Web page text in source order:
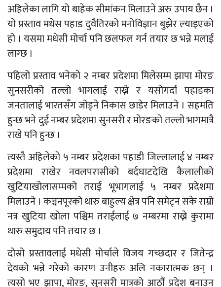
अहिलेका लागि यो बाहेक सीमांकन मिलाउने अरु उपाय छैन ।
यो प्रस्ताव मधेस पहाड दुवैतिरको मनोविज्ञान बुझेर ल्याइएको
हो । यसमा मधेसी मोर्चा पनि छलफल गर्न तयार छ भन्ने मलाई
लाग्छ ।
पहिलो प्रस्ताव भनेको २ नम्बर प्रदेशमा मिलेसम्म झापा मोरङ
सुनसरीको तल्लो भागलाई राख्ने र यसोगर्दा पहाडका
जनतालाई भारतसँग जोड्ने निकास छाडेर मिलाउने । सहमति
हुन्छ भने दुई नम्बर प्रदेशमा सुनसरी र मोरङको तल्लो भागमात्रै
राखे पनि हुन्छ ।
त्यस्तै अहिलेको ५ नम्बर प्रदेशका पहाडी जिल्लालाई ४ नम्बर
प्रदेशमा राखेर नवलपरासीको बर्दघाटदेखि कैलालीको
खुटियाखोलासम्मको तराई भूभागलाई ५ नम्बर प्रदेशमा
मिलाउने । कञ्चनपूरको थारु बाहुल्य क्षेत्र पनि समेट्न सके राम्रो
नत्र खुटिया खोला पश्चिम तराईलाई ७ नम्बरमा राख्ने कुरामा
थारु समुदाय पनि तयार छ ।
दोस्रो प्रस्तावलाई मधेसी मोर्चाले विजय गच्छदार र जितेन्द्र
देवको भन्ने गरेको कारण उनीहरु अलि नकारात्मक छन् ।
त्यसो भए झापा, मोरङ, सुनसरी मात्रको आठौं प्रदेश बनाउन